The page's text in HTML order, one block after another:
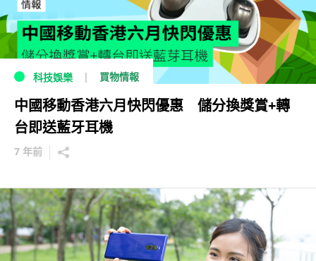
科技娛樂 買物情報
中國移動香港六月快閃優惠 儲分換獎賞+轉
台即送藍牙耳機
7 年前